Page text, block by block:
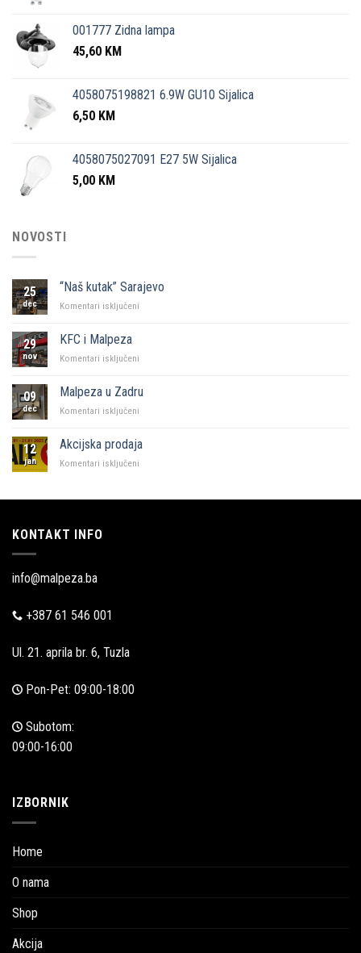
001777 Zidna lampa
45,60 KM
4058075198821 6.9W GU10 Sijalica
6,50 KM
4058075027091 E27 5W Sijalica
5,00 KM
NOVOSTI
25
dec
“Naš kutak” Sarajevo
Komentari isključeni
29
nov
KFC i Malpeza
Komentari isključeni
Malpeza
09
dec
Malpeza u Zadru
Komentari isključeni
Zadru
12
jan
Akcijska prodaja
Komentari isključeni
KONTAKT INFO
info@malpeza.ba
+387 61 546 001
Ul. 21. aprila br. 6, Tuzla
Pon-Pet: 09:00-18:00
Subotom:
09:00-16:00
IZBORNIK
Home
O nama
Shop
Akcija